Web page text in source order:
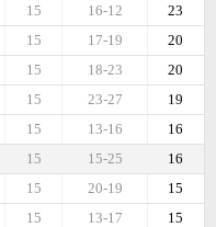
23
16-12
15
20
17-19
15
20
18-23
15
19
23-27
15
16
13-16
15
16
15-25
15
15
20-19
15
15
13-17
15